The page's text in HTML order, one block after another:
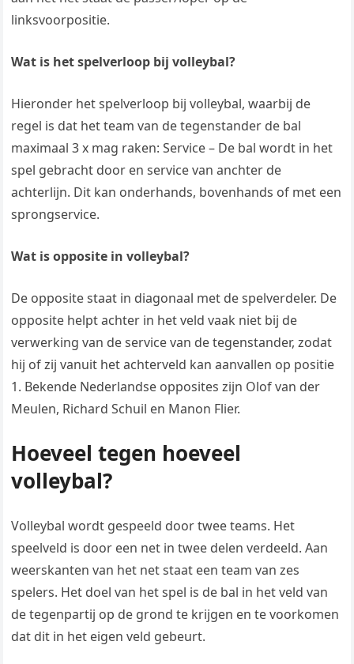
linksvoorpositie.
Wat is het spelverloop bij volleybal?
Hieronder het spelverloop bij volleybal, waarbij de
regel is dat het team van de tegenstander de bal
maximaal 3 x mag raken: Service – De bal wordt in het
spel gebracht door en service van anchter de
achterlijn. Dit kan onderhands, bovenhands of met een
sprongservice.
Wat is opposite in volleybal?
De opposite staat in diagonaal met de spelverdeler. De
opposite helpt achter in het veld vaak niet bij de
verwerking van de service van de tegenstander, zodat
hij of zij vanuit het achterveld kan aanvallen op positie
1. Bekende Nederlandse opposites zijn Olof van der
Meulen, Richard Schuil en Manon Flier.
Hoeveel tegen hoeveel
volleybal?
Volleybal wordt gespeeld door twee teams. Het
speelveld is door een net in twee delen verdeeld. Aan
weerskanten van het net staat een team van zes
spelers. Het doel van het spel is de bal in het veld van
de tegenpartij op de grond te krijgen en te voorkomen
dat dit in het eigen veld gebeurt.